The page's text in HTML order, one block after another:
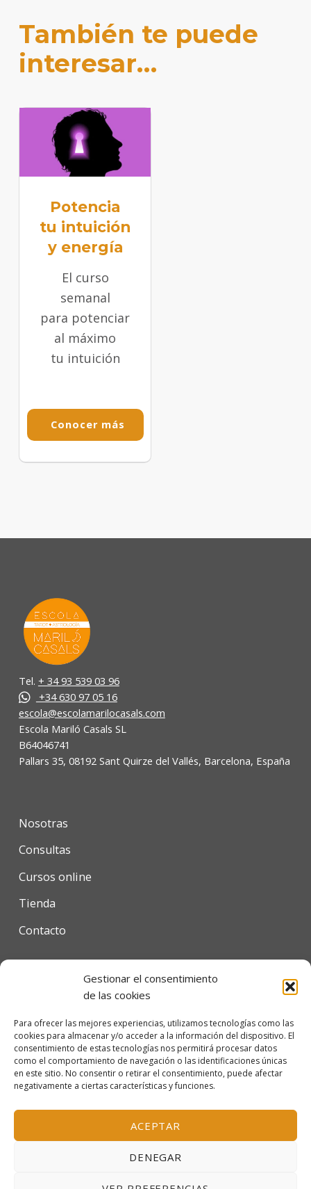
Gestionar el consentimiento
de las cookies
Para ofrecer las mejores experiencias, utilizamos tecnologías como las
cookies para almacenar y/o acceder a la información del dispositivo. El
consentimiento de estas tecnologías nos permitirá procesar datos
como el comportamiento de navegación o las identificaciones únicas
en este sitio. No consentir o retirar el consentimiento, puede afectar
negativamente a ciertas características y funciones.
ACEPTAR
DENEGAR
También te puede
interesar…
Potencia
tu intuición
y energía
El curso
semanal
para potenciar
al máximo
tu intuición
Conocer más
Tel. + 34 93 539 03 96
+34 630 97 05 16
escola@escolamarilocasals.com
Escola Mariló Casals SL
B64046741
Pallars 35, 08192 Sant Quirze del Vallés, Barcelona, España
Nosotras
Consultas
Cursos online
Tienda
Contacto
Condiciones de uso
Política de privacidad
Política de cookies
© 2026 Escola Mariló Casals SL - Barcelona, España
Inscrita en el Registro Mercantil de Barcelona, tomo
38.115, folio 151, hoja B-319156, inscripción 1ª